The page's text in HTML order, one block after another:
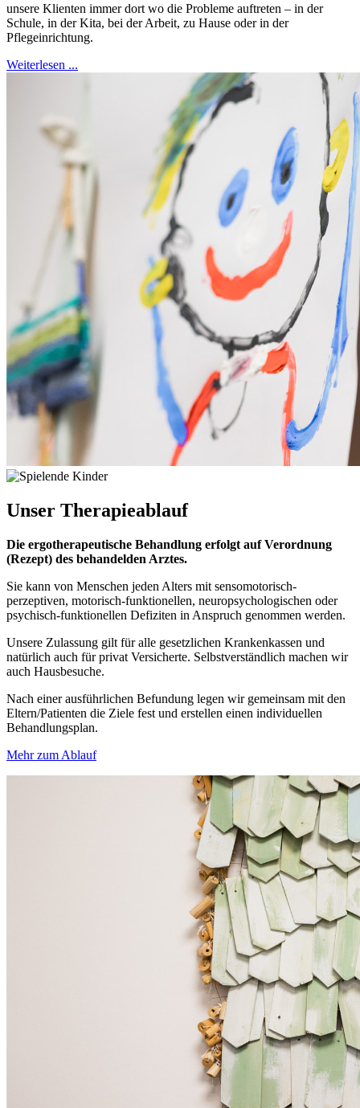
unsere Klienten immer dort wo die Probleme auftreten – in der
Schule, in der Kita, bei der Arbeit, zu Hause oder in der
Pflegeinrichtung.
Weiterlesen ...
Unser Therapieablauf
Die ergotherapeutische Behandlung erfolgt auf Verordnung
(Rezept) des behandelden Arztes.
Sie kann von Menschen jeden Alters mit sensomotorisch-
perzeptiven, motorisch-funktionellen, neuropsychologischen oder
psychisch-funktionellen Defiziten in Anspruch genommen werden.
Unsere Zulassung gilt für alle gesetzlichen Krankenkassen und
natürlich auch für privat Versicherte. Selbstverständlich machen wir
auch Hausbesuche.
Nach einer ausführlichen Befundung legen wir gemeinsam mit den
Eltern/Patienten die Ziele fest und erstellen einen individuellen
Behandlungsplan.
Mehr zum Ablauf